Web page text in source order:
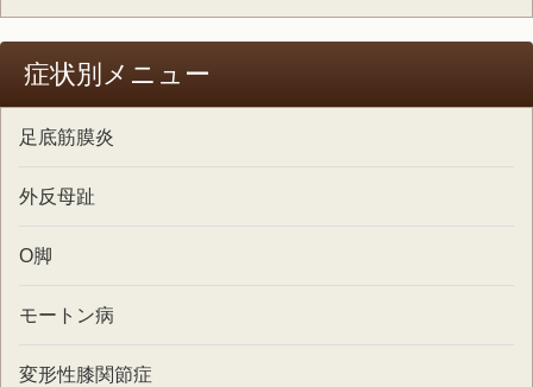
症状別メニュー
足底筋膜炎
外反母趾
O脚
モートン病
変形性膝関節症